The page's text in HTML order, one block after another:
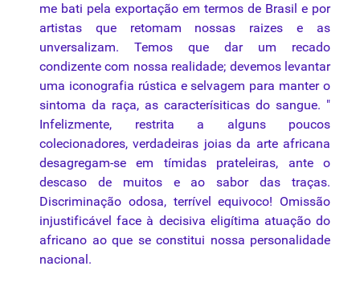
me bati pela exportação em termos de Brasil e por
artistas que retomam nossas raizes e as
unversalizam. Temos que dar um recado
condizente com nossa realidade; devemos levantar
uma iconografia rústica e selvagem para manter o
sintoma da raça, as caracterísiticas do sangue. "
Infelizmente, restrita a alguns poucos
colecionadores, verdadeiras joias da arte africana
desagregam-se em tímidas prateleiras, ante o
descaso de muitos e ao sabor das traças.
Discriminação odosa, terrível equivoco! Omissão
injustificável face à decisiva eligítima atuação do
africano ao que se constitui nossa personalidade
nacional.